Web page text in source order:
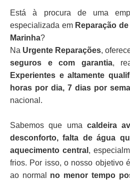
Está à procura de uma
especializada em Reparação
Marinha?
Na Urgente Reparações,
seguros e com garantia,
Experientes e altamente
horas por dia, 7 dias por
nacional.
Sabemos que uma caldeira
desconforto, falta de água
aquecimento central ,
frios. Por isso, o nosso objetivo
ao normal no menor tempo